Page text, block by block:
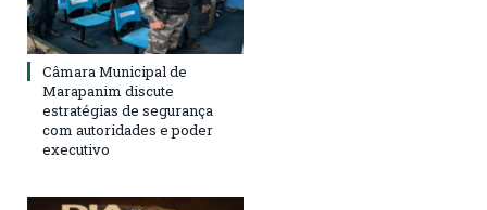
Câmara Municipal de
Marapanim discute
estratégias de segurança
com autoridades e poder
executivo